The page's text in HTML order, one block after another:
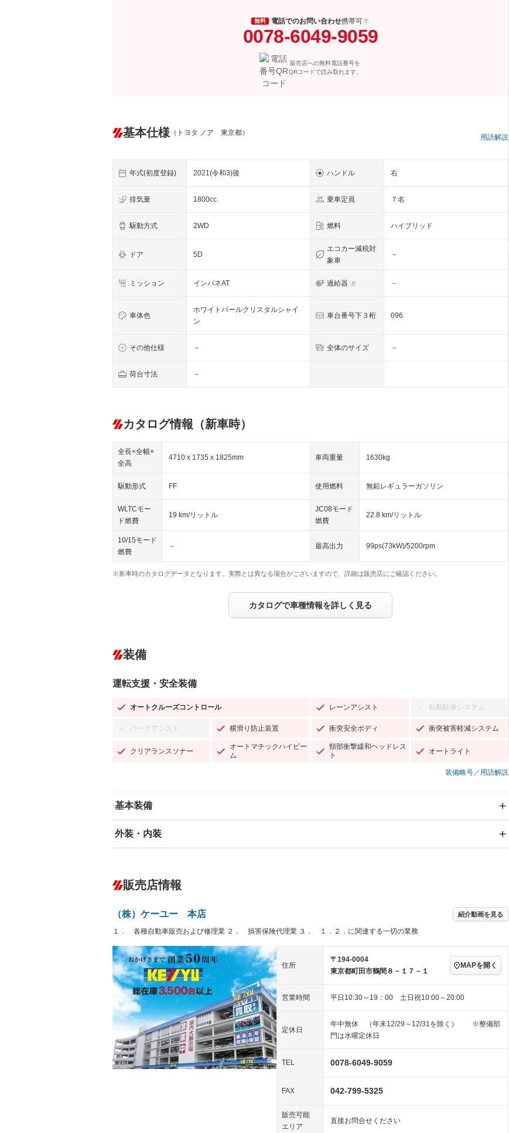
無料 電話でのお問い合わせ携帯可
0078-6049-9059
販売店への無料電話番号を
QRコードで読み取れます。
基本仕様 （トヨタ ノア 東京都）
用語解説
年式(初度登録) 2021(令和3)後 ハンドル 右
排気量 1800cc 乗車定員 ７名
駆動方式 2WD 燃料 ハイブリッド
ドア 5D
エコカー減税対
象車
－
ミッション インパネAT 過給器 －
車体色
ホワイトパールクリスタルシャイ
ン
車台番号下３桁 096
その他仕様 － 全体のサイズ －
荷台寸法 －
カタログ情報（新車時）
全長×全幅×
全高
4710 x 1735 x 1825mm 車両重量 1630kg
駆動形式 FF 使用燃料 無鉛レギュラーガソリン
WLTCモー
ド燃費
19 km/リットル
JC08モード
燃費
22.8 km/リットル
10/15モード
燃費
－ 最高出力 99ps(73kW)/5200rpm
※新車時のカタログデータとなります。実際とは異なる場合がございますので、詳細は販売店にご確認ください。
カタログで車種情報を詳しく見る
装備
運転支援・安全装備
オートクルーズコントロール レーンアシスト － 自動駐車システム
－ パークアシスト 横滑り防止装置 衝突安全ボディ 衝突被害軽減システム
クリアランスソナー
オートマチックハイビー
ム
頸部衝撃緩和ヘッドレス
ト
オートライト
装備略号／用語解説
基本装備
エアバッグ：運転席/助手席
－ ダウンヒルアシストコントロール
Bluetooth接続 センターデフロック
装備略号／用語解説
外装・内装
オーディオ：CDまたはCDチェンジャー／ミュージック
プレイヤー接続可／ミュージックサーバー
－
ヘッドライトウォッシャ
ー
キーレス
LEDヘッドランプ － HID(キセノンライト) － ポータブルナビ
ETC2.0 エアロ スマートキー ローダウン
－ ランフラットタイヤ パワーシート 3列シート ベンチシート
フルフラットシート － チップアップシート オットマン － 電動格納サードシート
シートヒーター ウォークスルー 後席モニター － 電動リアゲート
－ フロントカメラ － シートエアコン 全周囲カメラ
－ ルーフレール － エアサスペンション
販売店情報
（株）ケーユー 本店 紹介動画を見る
１． 各種自動車販売および修理業 ２． 損害保険代理業 ３． １．２．に関連する一切の業務
住所
〒194-0004
東京都町田市鶴間８－１７－１
MAPを開く
営業時間 平日10:30～19：00 土日祝10:00～20:00
定休日
年中無休 （年末12/29～12/31を除く） ※整備部
門は水曜定休日
TEL 0078-6049-9059
FAX 042-799-5325
販売可能
エリア
直接お問合せください